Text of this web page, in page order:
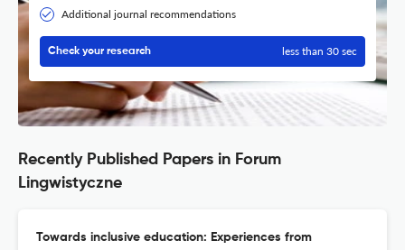
Additional journal recommendations
Check your research less than 30 sec
Recently Published Papers in Forum
Lingwistyczne
Towards inclusive education: Experiences from